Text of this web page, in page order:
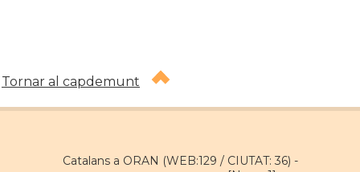
Tornar al capdemunt
Catalans a ORAN (WEB:129 / CIUTAT: 36) -